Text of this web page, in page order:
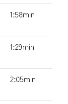
1:58min
1:29min
2:05min